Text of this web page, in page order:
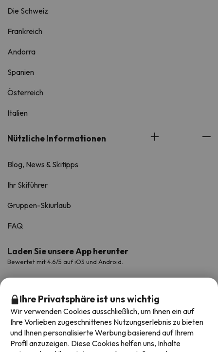
Die Schweiz
Frankreich
Andorra
Spanien
Österreich
Italien
Nützliche Informationen
Blog, News & Skitipps
Ihr Skiführer
Gruppen-Skiurlaub
FAQ
Laden Sie unsere App herunter
Bewertet mit 4.6/5 auf iOS und Android.
Ihre Privatsphäre ist uns wichtig
Wir verwenden Cookies ausschließlich, um Ihnen ein auf
Ihre Vorlieben zugeschnittenes Nutzungserlebnis zu bieten
und Ihnen personalisierte Werbung basierend auf Ihrem
Profil anzuzeigen. Diese Cookies helfen uns, Inhalte